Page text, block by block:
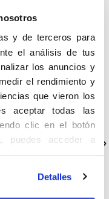
y de terceros para
el análisis de tus
los anuncios y
el rendimiento y
que vieron los
aceptar todas las
clic en el botón
puedes acceder a
tus preferencias
información puedes
Detalles
Sánchez Saus y
María en el programa
16/en-torno-a-la-
Siguiente